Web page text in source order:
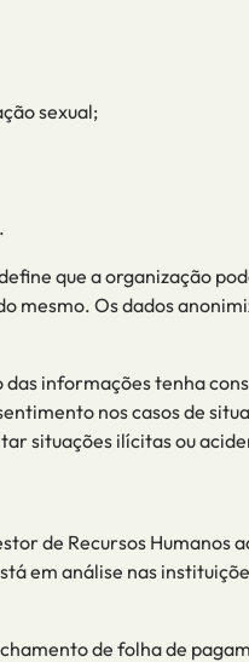
sexual;
que a organização
Os dados
das informações tenha
nos casos de
situações ilícitas ou
de Recursos Humanos
em análise nas
de folha de